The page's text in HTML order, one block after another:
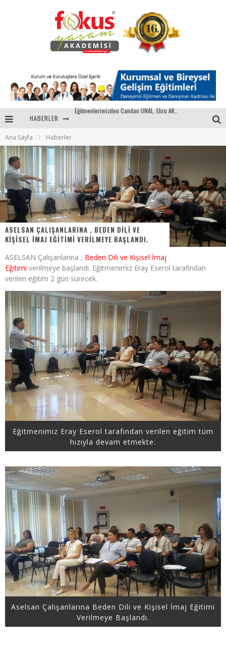
HABERLER
Eğitmenlerimizden Candan ÜNAL, Ebru AKEL'le Kadın İsterse 68.Bölüm Konuğuydu
Ana Sayfa Haberler
ASELSAN ÇALIŞANLARINA , BEDEN DILI VE
KIŞISEL İMAJ EĞITIMI VERILMEYE BAŞLANDI.
ASELSAN Çalışanlarına , Beden Dili ve Kişisel İmaj
Eğitimi verilmeye başlandı. Eğitmenimiz Eray Eserol tarafından
verilen eğitim 2 gün sürecek.
Eğitmenimiz Eray Eserol tarafından verilen eğitim tüm
hızıyla devam etmekte.
Aselsan Çalışanlarına Beden Dili ve Kişisel İmaj Eğitimi
Verilmeye Başlandı.